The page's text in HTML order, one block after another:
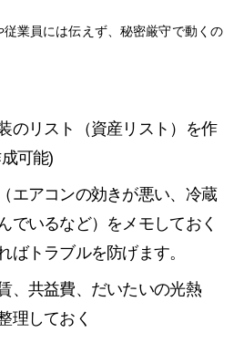
業員には伝えず、秘密厳守で動くの
のリスト（資産リスト）を作
可能)
エアコンの効きが悪い、冷蔵
でいるなど）をメモしておく
トラブルを防げます。
、共益費、だいたいの光熱
理しておく